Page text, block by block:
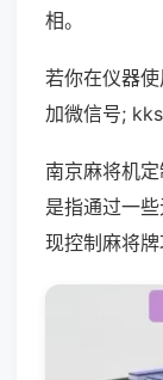
相。
若你在仪器
加微信号;
南京麻将机
是指通过一
现控制麻将牌